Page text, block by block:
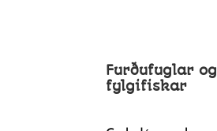
Furðufuglar og
fylgifiskar